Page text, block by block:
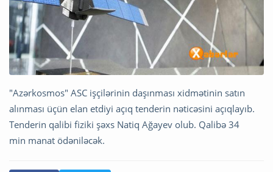
"Azərkosmos" ASC işçilərinin daşınması xidmətinin satın
alınması üçün elan etdiyi açıq tenderin nəticəsini açıqlayıb.
Tenderin qalibi fiziki şəxs Natiq Ağayev olub. Qalibə 34
min manat ödəniləcək.